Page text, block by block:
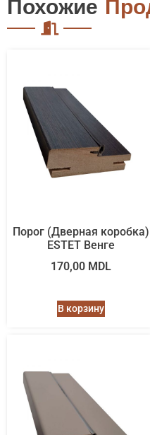
Похожие
Порог (Дверная коробка)
ESTET Венгe
170,00 MDL
В корзину